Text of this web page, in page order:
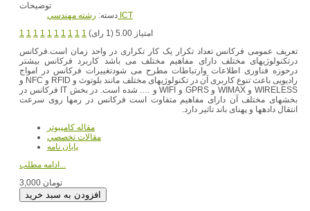
توضیحات
دسته: رشته مهندسي ICT
1 1 1 1 1 1 1 1 1 1
امتیاز 5.00 (1 رای)
تعریف عمومی فرکانس تعداد تکرار یک کار تکراری در واحد زمان است.فرکانس
درتکنولوژیهای مختلف دارای مفاهیم مختلف می باشد کاربرد فرکانس بیشتر
درحوزه فناوری اطلاعات وارتباطات مطرح می شودتغییرات فرکانس در امواج
رادیویی باعث تنوع کاربری آن در تکنولوژیهای مختلف مانند بلوتوث و RFID و NFC و
WIRELESS و WIMAX و GPRS و WIFI و …. شده است. در بخش IT فرکانس در
بخشهای مختلف آن دارای مفاهیم متفاوت است فرکانس در رمها روی سرعت
انتقال دادهها و پهنای باند تاثیر دارد.
مقاله کامپیوتر
مقالات تخصصي
پایان نامه
ادامه مطلب...
3,000 تومان